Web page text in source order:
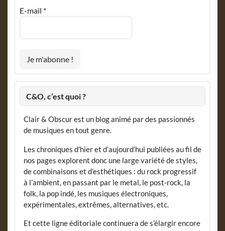
E-mail *
C&O, c’est quoi ?
Clair & Obscur est un blog animé par des passionnés
de musiques en tout genre.
Les chroniques d’hier et d’aujourd’hui publiées au fil de
nos pages explorent donc une large variété de styles,
de combinaisons et d’esthétiques : du rock progressif
à l’ambient, en passant par le metal, le post-rock, la
folk, la pop indé, les musiques électroniques,
expérimentales, extrêmes, alternatives, etc.
Et cette ligne éditoriale continuera de s’élargir encore